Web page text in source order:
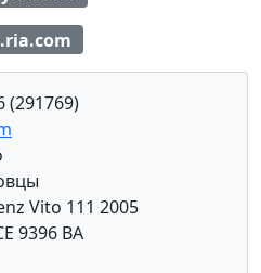
(291769)
Vito 111 2005
9396 BA